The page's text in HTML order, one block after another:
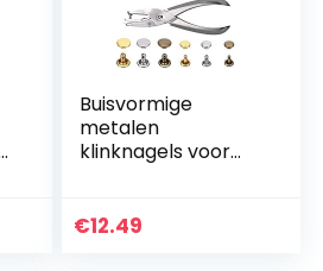
Buisvormige
metalen
klinknagels voor
dop, 2 maten, met
€12.49